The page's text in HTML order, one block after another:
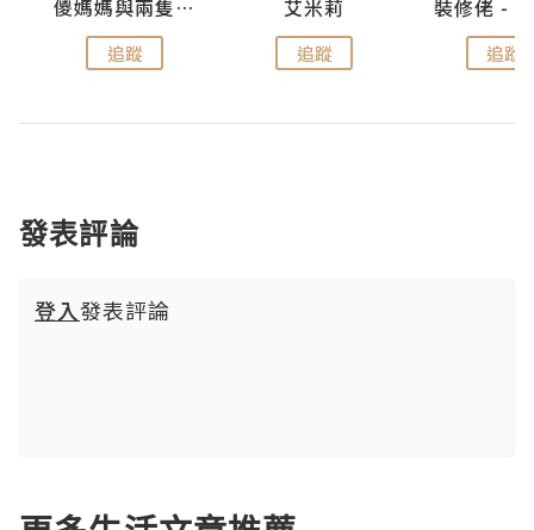
儍媽媽與兩隻小魔怪之家
追蹤
艾米莉
追蹤 追蹤
發表評論
登入發表評論